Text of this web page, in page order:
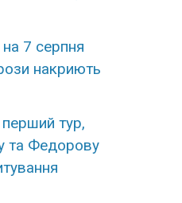
7 сеpпня
накриють
тур,
та Федорову